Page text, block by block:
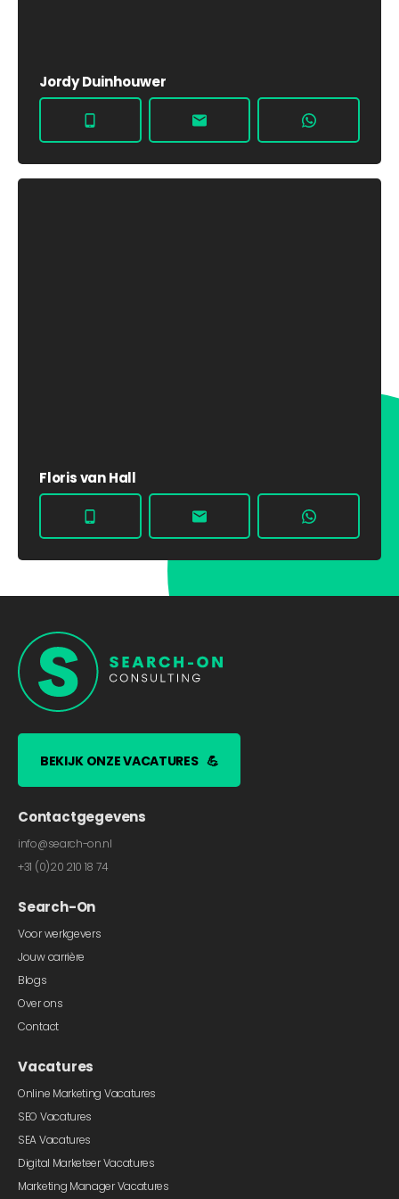
Jordy Duinhouwer
Floris van Hall
BEKIJK ONZE VACATURES 💪
Contactgegevens
info@search-on.nl
+31 (0)20 210 18 74
Search-On
Voor werkgevers
Jouw carrière
Blogs
Over ons
Contact
Vacatures
Online Marketing Vacatures
SEO Vacatures
SEA Vacatures
Digital Marketeer Vacatures
Marketing Manager Vacatures